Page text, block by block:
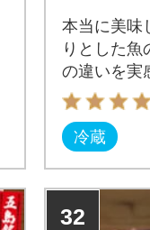
本当に美味
りとした魚
の違いを実
【株式会社
冷蔵
32